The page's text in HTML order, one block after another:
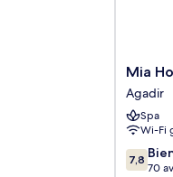
Mia
Hotels
Agadir
Agadir
Mia
Agadir
Spa
Wi-Fi
7.8
sur
7,8
70